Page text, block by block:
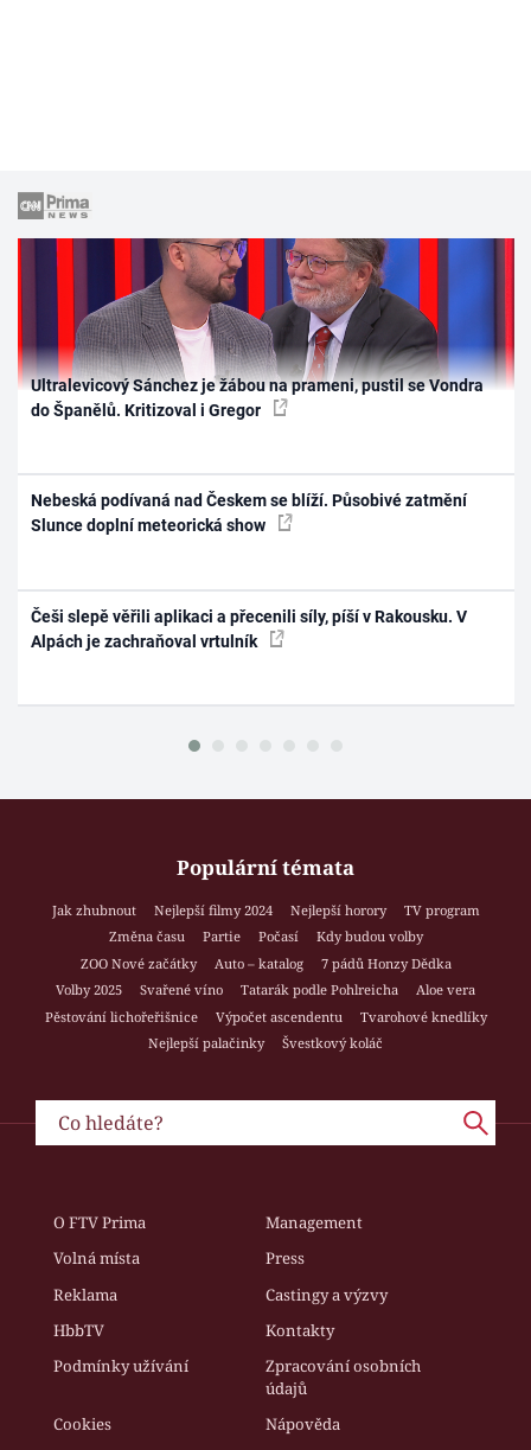
Ultralevicový Sánchez je žábou na prameni, pustil se Vondra
do Španělů. Kritizoval i Gregor
Nebeská podívaná nad Českem se blíží. Působivé zatmění
Slunce doplní meteorická show
Češi slepě věřili aplikaci a přecenili síly, píší v Rakousku. V
Alpách je zachraňoval vrtulník
Populární témata
Jak zhubnout Nejlepší filmy 2024 Nejlepší horory
TV program
Změna času
Partie Počasí
Kdy budou volby
ZOO Nové začátky
Auto – katalog
7 pádů Honzy Dědka
Volby 2025
Svařené víno Tatarák podle Pohlreicha
Aloe vera
Pěstování lichořeřišnice
Výpočet ascendentu
Tvarohové knedlíky
Nejlepší palačinky
Švestkový koláč
O FTV Prima
Management
Volná místa
Press
Reklama
Castingy a výzvy
HbbTV
Kontakty
Podmínky užívání
Zpracování osobních
údajů
Cookies
Nápověda